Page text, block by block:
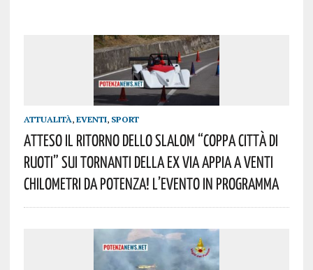
ATTUALITÀ, EVENTI, SPORT
Atteso Il Ritorno Dello Slalom “Coppa Città Di
Ruoti” Sui Tornanti Della Ex Via Appia A Venti
Chilometri Da Potenza! L’evento In Programma